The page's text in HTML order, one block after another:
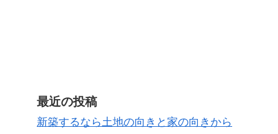
最近の投稿
新築するなら土地の向きと家の向きから